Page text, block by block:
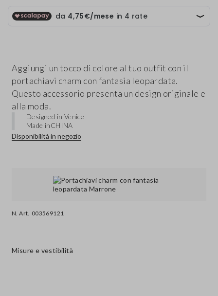
N. Art. 003569121
Aggiungi un tocco di colore al tuo outfit con il
portachiavi charm con fantasia leopardata.
Questo accessorio presenta un design originale e
alla moda.
Designed in Venice
Made inCHINA
Disponibilità in negozio
Misure e vestibilità